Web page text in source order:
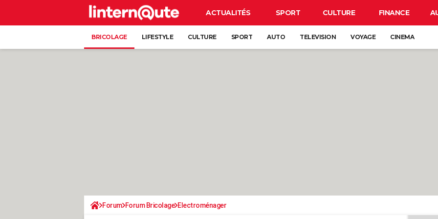
ACTUALITÉS SPORT CULTURE FINANCE
BRICOLAGE LIFESTYLE CULTURE SPORT AUTO TELEVISION VOYAGE CINEMA
Forum Forum Bricolage Electroménager